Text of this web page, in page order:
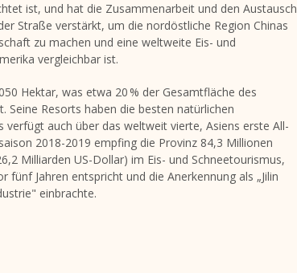
ist, und hat die Zusammenarbeit und den Austausch
Straße verstärkt, um die nordöstliche Region Chinas
zu machen und eine weltweite Eis- und
vergleichbar ist.
Hektar, was etwa 20 % der Gesamtfläche des
Seine Resorts haben die besten natürlichen
auch über das weltweit vierte, Asiens erste All-
2018-2019 empfing die Provinz 84,3 Millionen
Milliarden US-Dollar) im Eis- und Schneetourismus,
fünf Jahren entspricht und die Anerkennung als „Jilin
einbrachte.